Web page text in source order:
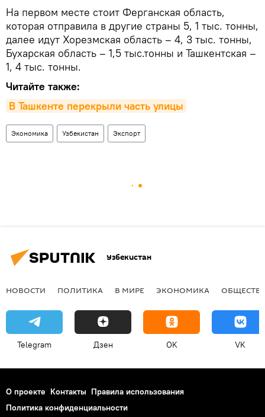
На первом месте стоит Ферганская область,
которая отправила в другие страны 5, 1 тыс. тонны,
далее идут Хорезмская область – 4, 3 тыс. тонны,
Бухарская область – 1,5 тыс.тонны и Ташкентская –
1, 4 тыс. тонны.
Читайте также:
В Ташкенте перекрыли часть улицы
Экономика Узбекистан Экспорт
Узбекистан
НОВОСТИ ПОЛИТИКА В МИРЕ ЭКОНОМИКА
Telegram Дзен OK VK
О проекте Контакты Правила использования
Политика конфиденциальности